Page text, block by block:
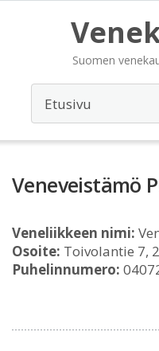
Suomen
Veneveistämö
Veneliikkeen nimi:
Osoite: Toivolantie 7,
Puhelinnumero: